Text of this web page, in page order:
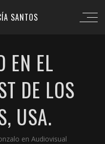
SANTOS
EN EL
DE LOS
USA.
en Audiovisual